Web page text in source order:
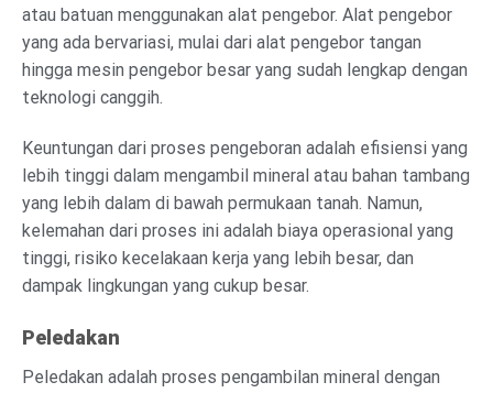
atau batuan menggunakan alat pengebor. Alat pengebor
yang ada bervariasi, mulai dari alat pengebor tangan
hingga mesin pengebor besar yang sudah lengkap dengan
teknologi canggih.
Keuntungan dari proses pengeboran adalah efisiensi yang
lebih tinggi dalam mengambil mineral atau bahan tambang
yang lebih dalam di bawah permukaan tanah. Namun,
kelemahan dari proses ini adalah biaya operasional yang
tinggi, risiko kecelakaan kerja yang lebih besar, dan
dampak lingkungan yang cukup besar.
Peledakan
Peledakan adalah proses pengambilan mineral dengan